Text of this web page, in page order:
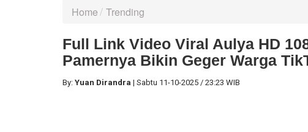
Home Trending
Full Link Video Viral Aulya HD
Pamernya Bikin Geger Warga
By: Yuan Dirandra | Sabtu 11-10-2025 / 23:23 WIB